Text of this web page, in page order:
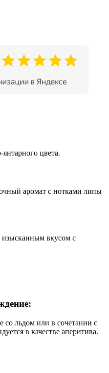
цвета.
аромат с нотками липы
изысканным вкусом с
со льдом или в сочетании с
в качестве аперитива.